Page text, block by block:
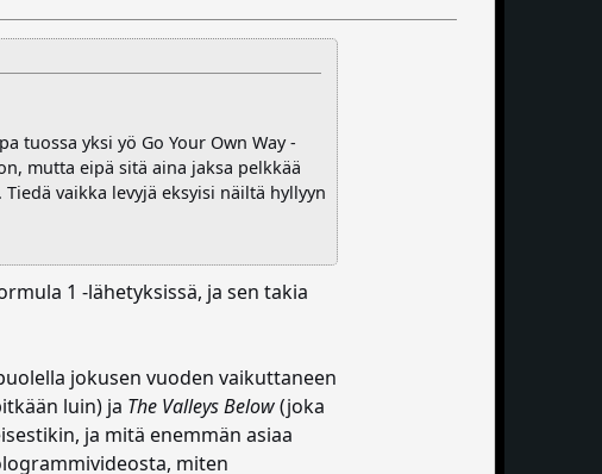
tuossa yksi yö Go Your Own Way -
mutta eipä sitä aina jaksa pelkkää
vaikka levyjä eksyisi näiltä hyllyyn
1 -lähetyksissä, ja sen takia
jokusen vuoden vaikuttaneen
luin) ja The Valleys Below(joka
ja mitä enemmän asiaa
miten